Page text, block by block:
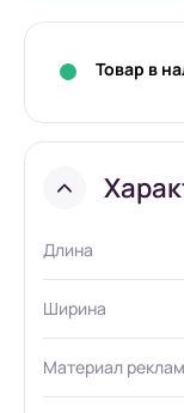
Товар в
Длина
Ширина
Материал